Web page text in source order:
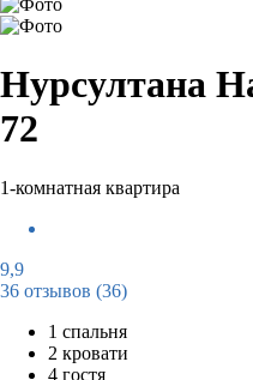
Нурсултана
72
1-комнатная квартира
9,9
36 отзывов (36)
1 спальня
2 кровати
4 гостя